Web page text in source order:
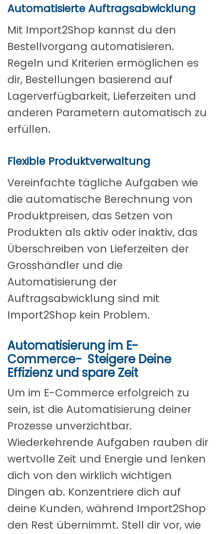
Automatisierte Auftragsabwicklung
Mit Import2Shop kannst du den
Bestellvorgang automatisieren.
Regeln und Kriterien ermöglichen es
dir, Bestellungen basierend auf
Lagerverfügbarkeit, Lieferzeiten und
anderen Parametern automatisch zu
erfüllen.
Flexible Produktverwaltung
Vereinfachte tägliche Aufgaben wie
die automatische Berechnung von
Produktpreisen, das Setzen von
Produkten als aktiv oder inaktiv, das
Überschreiben von Lieferzeiten der
Grosshändler und die
Automatisierung der
Auftragsabwicklung sind mit
Import2Shop kein Problem.
Automatisierung im E-
Commerce- Steigere Deine
Effizienz und spare Zeit
Um im E-Commerce erfolgreich zu
sein, ist die Automatisierung deiner
Prozesse unverzichtbar.
Wiederkehrende Aufgaben rauben dir
wertvolle Zeit und Energie und lenken
dich von den wirklich wichtigen
Dingen ab. Konzentriere dich auf
deine Kunden, während Import2Shop
den Rest übernimmt. Stell dir vor, wie